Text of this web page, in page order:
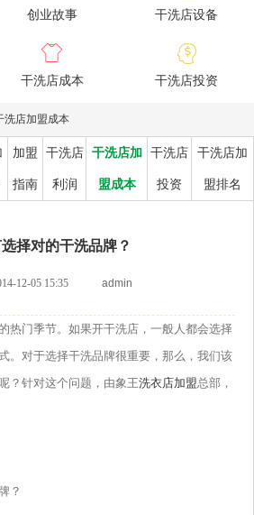
创业故事 干洗店设备

干洗店成本

干洗店投资
洗店加盟成本
加盟
指南
干洗店
利润
干洗店加
盟成本
干洗店
投资
干洗店加
盟排名
择对的干洗品牌？
12-05 15:35 admin
门季节。如果开干洗店，一般人都会选择
。对于选择干洗品牌很重要，那么，我们该
？针对这个问题，由象王洗衣店加盟总部，
？